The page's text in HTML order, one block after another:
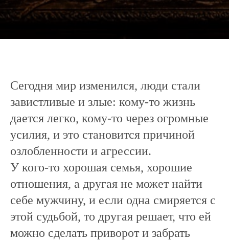
Сегодня мир изменился, люди стали
завистливые и злые: кому-то жизнь
дается легко, кому-то через огромные
усилия, и это становится причиной
озлобленности и агрессии.
У кого-то хорошая семья, хорошие
отношения, а другая не может найти
себе мужчину, и если одна смиряется с
этой судьбой, то другая решает, что ей
можно сделать приворот и забрать